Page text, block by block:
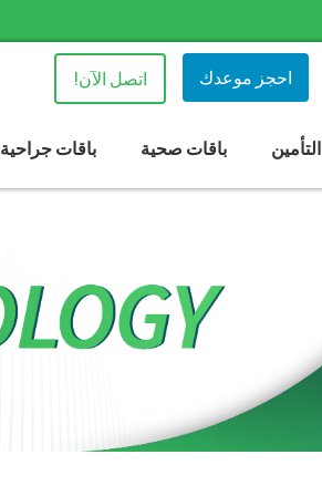
احجز موعدك اتصل الآن!
التأمين باقات صحية باقات جراحية